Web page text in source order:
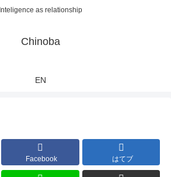
Inteligence as relationship
Chinoba
EN
Facebook はてブ